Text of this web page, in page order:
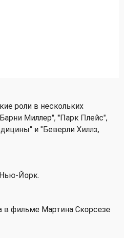
роли в нескольких
Миллер", "Парк Плейс",
и "Беверли Хиллз,
Йорк.
в фильме Мартина Скорсезе